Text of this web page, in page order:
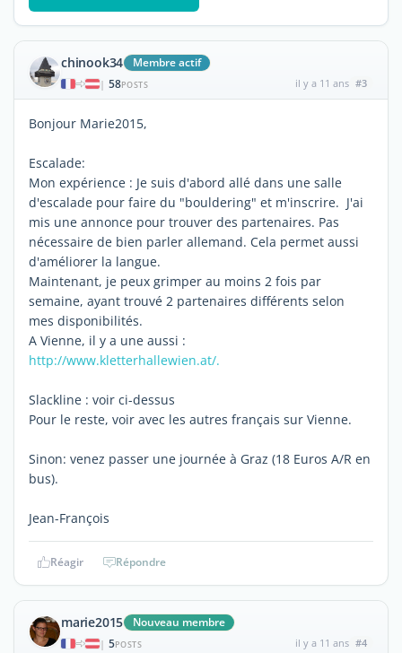
chinook34 Membre actif
| 58POSTS il y a 11 ans #3
Bonjour Marie2015,
Escalade:
Mon expérience : Je suis d'abord allé dans une salle
d'escalade pour faire du "bouldering" et m'inscrire. J'ai
mis une annonce pour trouver des partenaires. Pas
nécessaire de bien parler allemand. Cela permet aussi
d'améliorer la langue.
Maintenant, je peux grimper au moins 2 fois par
semaine, ayant trouvé 2 partenaires différents selon
mes disponibilités.
A Vienne, il y a une aussi :
http://www.kletterhallewien.at/.
Slackline : voir ci-dessus
Pour le reste, voir avec les autres français sur Vienne.
Sinon: venez passer une journée à Graz (18 Euros A/R en
bus).
Jean-François
Réagir Répondre
marie2015 Nouveau membre
| 5POSTS il y a 11 ans #4